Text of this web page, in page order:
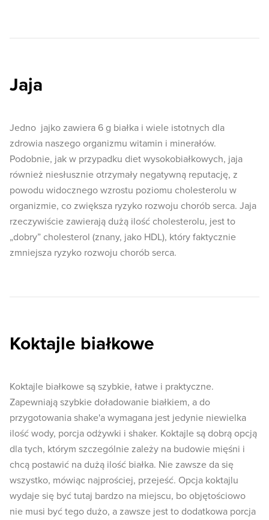
Jaja
Jedno jajko zawiera 6 g białka i wiele istotnych dla
zdrowia naszego organizmu witamin i minerałów.
Podobnie, jak w przypadku diet wysokobiałkowych, jaja
również niesłusznie otrzymały negatywną reputację, z
powodu widocznego wzrostu poziomu cholesterolu w
organizmie, co zwiększa ryzyko rozwoju chorób serca. Jaja
rzeczywiście zawierają dużą ilość cholesterolu, jest to
„dobry” cholesterol (znany, jako HDL), który faktycznie
zmniejsza ryzyko rozwoju chorób serca.
Koktajle białkowe
Koktajle białkowe są szybkie, łatwe i praktyczne.
Zapewniają szybkie doładowanie białkiem, a do
przygotowania shake'a wymagana jest jedynie niewielka
ilość wody, porcja odżywki i shaker. Koktajle są dobrą opcją
dla tych, którym szczególnie zależy na budowie mięśni i
chcą postawić na dużą ilość białka. Nie zawsze da się
wszystko, mówiąc najprościej, przejeść. Opcja koktajlu
wydaje się być tutaj bardzo na miejscu, bo objętościowo
nie musi być tego dużo, a zawsze jest to dodatkowa porcja